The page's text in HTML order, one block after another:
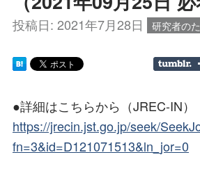
投稿日: 2021年7月28日 研究者の
●詳細はこちらから（JREC-IN）
https://jrecin.jst.go.jp/seek/
fn=3&id=D121071513&ln_jor=0